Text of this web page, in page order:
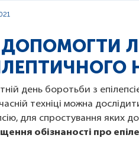
день боротьби з
техніці можна
для спростування яких
обізнаності про